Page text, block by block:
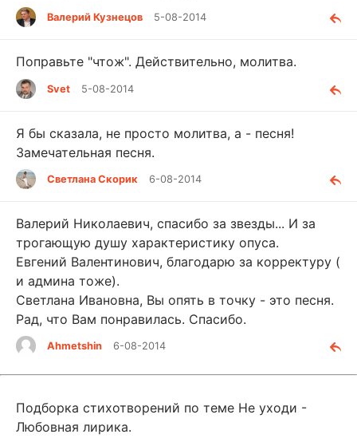
Валерий Кузнецов 5-08-2014
Поправьте "чтож". Действительно, молитва.
Svet 5-08-2014
Я бы сказала, не просто молитва, а - песня!
Замечательная песня.
Светлана Скорик 6-08-2014
Валерий Николаевич, спасибо за звезды... И за
трогающую душу характеристику опуса.
Евгений Валентинович, благодарю за корректуру (
и админа тоже).
Светлана Ивановна, Вы опять в точку - это песня.
Рад, что Вам понравилась. Спасибо.
Ahmetshin 6-08-2014
Подборка стихотворений по теме Не уходи -
Любовная лирика.